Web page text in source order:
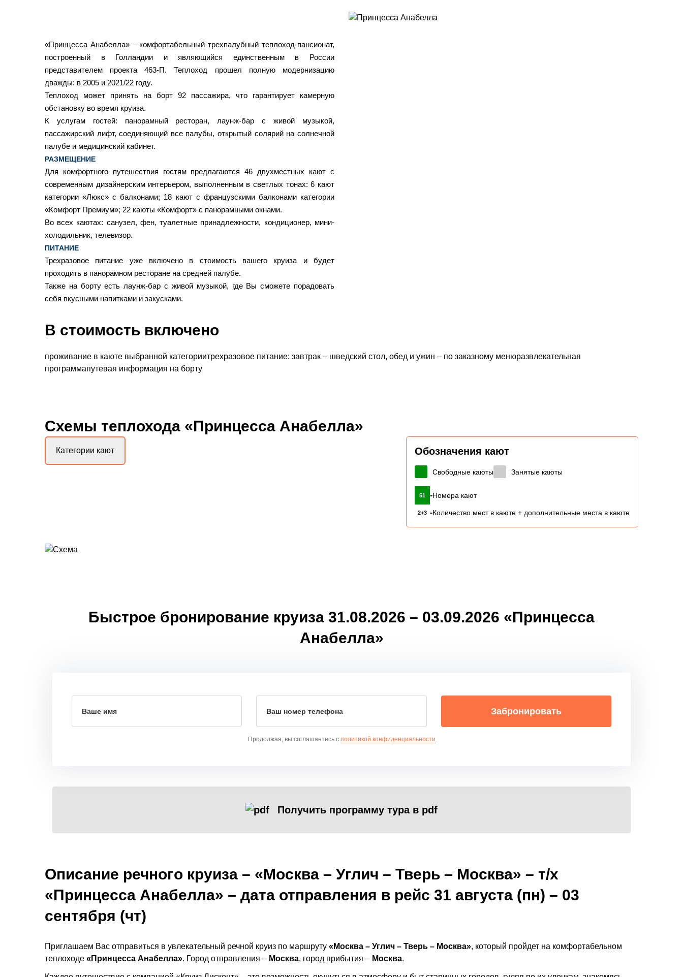
«Принцесса Анабелла» – комфортабельный трехпалубный теплоход-пансионат,
построенный в Голландии и являющийся единственным в России
представителем проекта 463-П.Теплоход прошел полную модернизацию
дважды: в 2005 и 2021/22 году.
Теплоход может принять на борт 92 пассажира, что гарантирует камерную
обстановку во время круиза.
К услугам гостей: панорамный ресторан, лаунж-бар с живой музыкой,
пассажирский лифт, соединяющий все палубы, открытый солярий на солнечной
палубе и медицинский кабинет.
РАЗМЕЩЕНИЕ
Для комфортного путешествия гостям предлагаются 46 двухместных кают с
современным дизайнерским интерьером, выполненным в светлых тонах: 6 кают
категории «Люкс» с балконами; 18 кают с французскими балконами категории
«Комфорт Премиум»; 22 каюты «Комфорт» с панорамными окнами.
Во всех каютах: санузел, фен, туалетные принадлежности, кондиционер, мини-
холодильник, телевизор.
ПИТАНИЕ
Трехразовое питание уже включено в стоимость вашего круиза и будет
проходить в панорамном ресторане на средней палубе.
Также на борту есть лаунж-бар с живой музыкой, где Вы сможете порадовать
себя вкусными напитками и закусками.
В стоимость включено
проживание в каюте выбранной категориитрехразовое питание: завтрак – шведский стол, обед и ужин – по заказному менюразвлекательная
программапутевая информация на борту
Схемы теплохода «Принцесса Анабелла»
Обозначения кают
Свободные каюты Занятые каюты
51 -Номера кают
2+3 -Количество мест в каюте + дополнительные места в каюте
Категории кают
Быстрое бронирование круиза 31.08.2026 – 03.09.2026 «Принцесса
Анабелла»
Ваше имя Ваш номер телефона Забронировать
Продолжая, вы соглашаетесь с политикой конфиденциальности
Получить программу тура в pdf
Описание речного круиза – «Москва – Углич – Тверь – Москва» – т/х
«Принцесса Анабелла» – дата отправления в рейс 31 августа (пн) – 03
сентября (чт)
Приглашаем Вас отправиться в увлекательный речной круиз по маршруту «Москва – Углич – Тверь – Москва», который пройдет на комфортабельном
теплоходе «Принцесса Анабелла». Город отправления – Москва, город прибытия – Москва.